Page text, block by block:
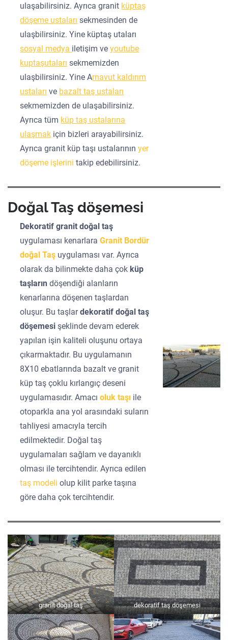
ulaşabilirsiniz. Ayrıca granit küptaş
döşeme ustaları sekmesinden de
ulaşbilirsiniz. Yine küptaş utaları
sosyal medya iletişim veyoutube
kuptaşutaları sekmemizden
ulaşbilirsiniz. Yine Arnavut kaldırım
ustaları ve bazalt taş ustaları
sekmemizden de ulaşabilirsiniz.
Ayrıca tüm küp taş ustalarına
ulaşmak için bizleri arayabilirsiniz.
Ayrıca granit küp taşı ustalarının yer
döşeme işlerini takip edebilirsiniz.
Doğal Taş döşemesi
Dekoratif granit doğal taş
uygulaması kenarlaraGranit Bordür
doğal Taş uygulaması var. Ayrıca
olarak da bilinmekte daha çok küp
taşların döşendiği alanların
kenarlarına döşenen taşlardan
oluşur. Bu taşlardekoratif doğal taş
döşemesişeklinde devam ederek
yapılan işin kaliteli oluşunu ortaya
çıkarmaktadır. Bu uygulamanın
8X10 ebatlarında bazalt ve granit
küp taş çoklu kırlangıç deseni
uygulamasıdır. Amacıoluk taşı ile
otoparkla ana yol arasındaki suların
tahliyesi amacıyla tercih
edilmektedir. Doğal taş
uygulamaları sağlam ve dayanıklı
olması ile tercihtendir. Ayrıca edilen
taş modeliolup kilit parke taşına
göre daha çok tercihtendir.
granit doğal taş dekoratif taş döşemesi